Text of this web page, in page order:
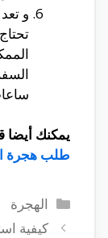
و
يمكنك أيضا
طلب هجرة
التصنيفات
الهجرة
كيفية